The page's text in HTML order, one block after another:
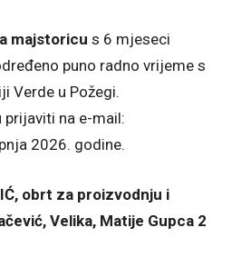
majstoricu s 6 mjeseci
puno radno vrijeme s
Verde u Požegi.
na e-mail:
2026. godine.
obrt za proizvodnju i
Velika, Matije Gupca 2